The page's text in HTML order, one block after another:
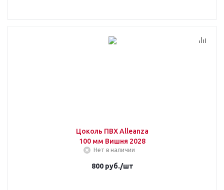
Цоколь ПВХ Alleanza
100 мм Вишня 2028
Нет в наличии
800руб./шт